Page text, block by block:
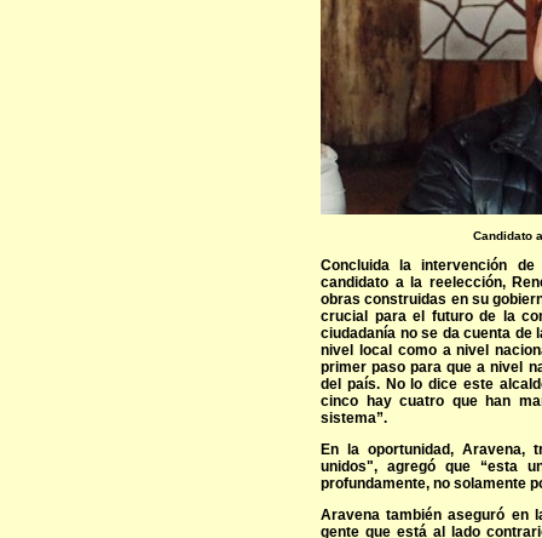
Candidato
Concluida la intervención
candidato a la reelección,
obras construidas en su
crucial para el futuro de la
ciudadanía no se da cuenta de
nivel local como a nivel
primer paso para que a nivel
del país. No lo dice este
cinco hay cuatro que han
sistema”.
En la oportunidad, Aravena,
unidos", agregó que “esta
profundamente, no solamente
Aravena también aseguró en
gente que está al lado